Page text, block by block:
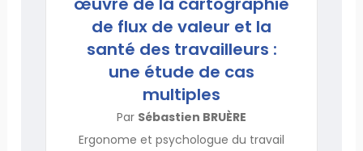
de flux de valeur et la
santé des travailleurs :
une étude de cas
multiples
Par Sébastien BRUÈRE
Ergonome et psychologue du travail